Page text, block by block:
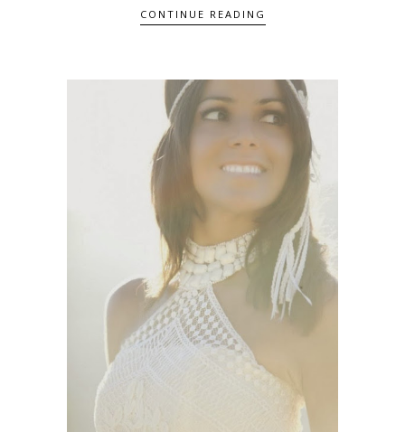
CONTINUE READING